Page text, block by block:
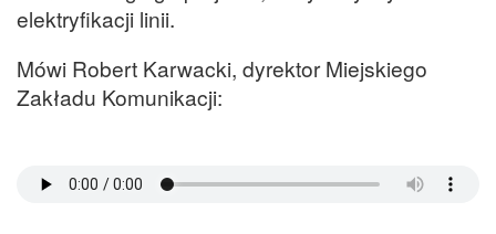
elektryfikacji linii.
Mówi Robert Karwacki, dyrektor Miejskiego
Zakładu Komunikacji: